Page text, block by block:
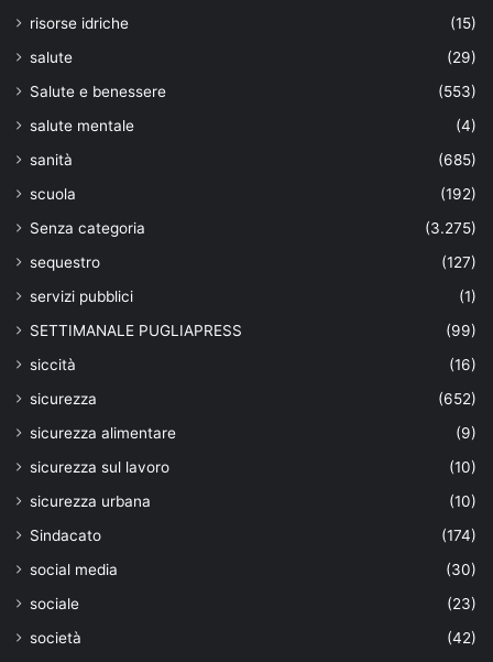
risorse idriche
(15)
salute
(29)
Salute e benessere
(553)
salute mentale
(4)
sanità
(685)
scuola
(192)
Senza categoria
(3.275)
sequestro
(127)
servizi pubblici
(1)
SETTIMANALE PUGLIAPRESS
(99)
siccità
(16)
sicurezza
(652)
sicurezza alimentare
(9)
sicurezza sul lavoro
(10)
sicurezza urbana
(10)
Sindacato
(174)
social media
(30)
sociale
(23)
società
(42)